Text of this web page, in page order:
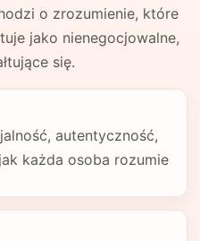
o zrozumienie, które
jako nienegocjowalne,
się.
autentyczność,
każda osoba rozumie